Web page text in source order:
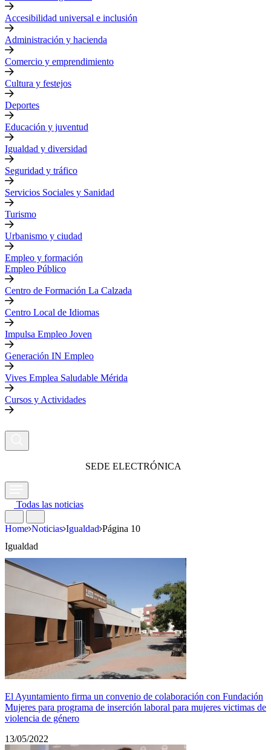
Accesibilidad universal e inclusión
Administración y hacienda
Comercio y emprendimiento
Cultura y festejos
Deportes
Educación y juventud
Igualdad y diversidad
Seguridad y tráfico
Servicios Sociales y Sanidad
Turismo
Urbanismo y ciudad
Empleo y formación
Empleo Público
Centro de Formación La Calzada
Centro Local de Idiomas
Impulsa Empleo Joven
Generación IN Empleo
Vives Emplea Saludable Mérida
Cursos y Actividades
SEDE ELECTRÓNICA
Todas las noticias
Home Noticias Igualdad Página 10
Igualdad
El Ayuntamiento firma un convenio de colaboración con Fundación
Mujeres para programa de inserción laboral para mujeres victimas de
violencia de género
13/05/2022